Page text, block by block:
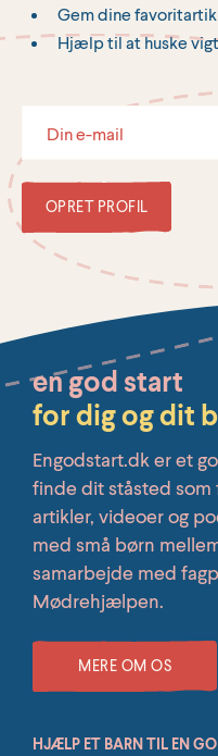
Gem dine
Hjælp til at huske
OPRET PROFIL
en god start
for dig og dit
Engodstart.dk er et
finde dit ståsted
artikler, videoer og
med små børn
samarbejde med
Mødrehjælpen.
MERE OM OS
HJÆLP ET BARN TIL EN